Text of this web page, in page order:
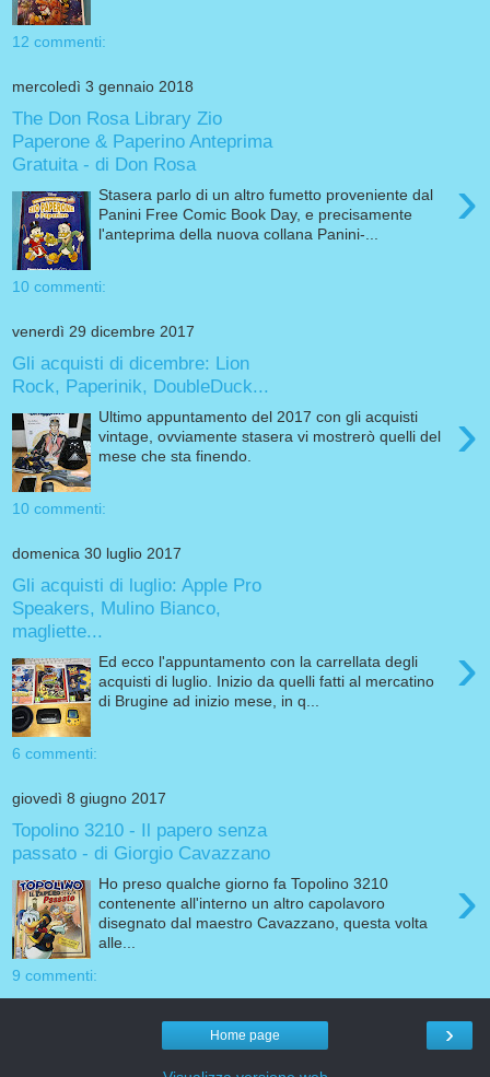
12 commenti:
mercoledì 3 gennaio 2018
The Don Rosa Library Zio
Paperone & Paperino Anteprima
Gratuita - di Don Rosa
›
Stasera parlo di un altro fumetto proveniente dal
Panini Free Comic Book Day, e precisamente
l'anteprima della nuova collana Panini-...
10 commenti:
venerdì 29 dicembre 2017
Gli acquisti di dicembre: Lion
Rock, Paperinik, DoubleDuck...
›
Ultimo appuntamento del 2017 con gli acquisti
vintage, ovviamente stasera vi mostrerò quelli del
mese che sta finendo.
10 commenti:
domenica 30 luglio 2017
Gli acquisti di luglio: Apple Pro
Speakers, Mulino Bianco,
magliette...
›
Ed ecco l'appuntamento con la carrellata degli
acquisti di luglio. Inizio da quelli fatti al mercatino
di Brugine ad inizio mese, in q...
6 commenti:
giovedì 8 giugno 2017
Topolino 3210 - Il papero senza
passato - di Giorgio Cavazzano
›
Ho preso qualche giorno fa Topolino 3210
contenente all'interno un altro capolavoro
disegnato dal maestro Cavazzano, questa volta
alle...
9 commenti:
›
Home page